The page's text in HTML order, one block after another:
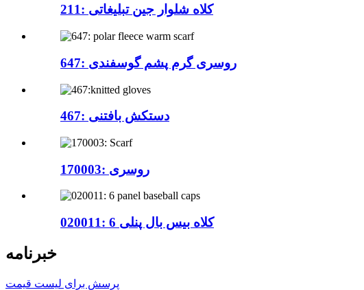
211: کلاه شلوار جین تبلیغاتی
647: روسری گرم پشم گوسفندی
467: دستکش بافتنی
170003: روسری
020011: 6 کلاه بیس بال پنلی
خبرنامه
پرسش برای لیست قیمت